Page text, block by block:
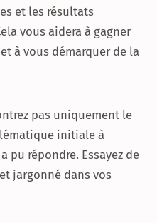
et les résultats
vous aidera à gagner
à vous démarquer de la
pas uniquement le
initiale à
pu répondre. Essayez de
jargonné dans vos